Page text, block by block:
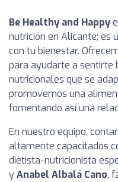
Be Healthy and Happy
nutrición en Alicante; es
con tu bienestar.
para ayudarte a sentirte
nutricionales que se
promovemos una
fomentando así una
En nuestro equipo,
altamente capacitados
dietista-nutricionista
yAnabel Albalá Cano,